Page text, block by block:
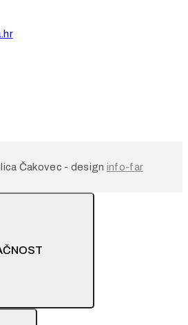
Čakovec - design info-far